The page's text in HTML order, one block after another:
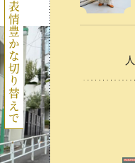
表情豊かな切り替えで